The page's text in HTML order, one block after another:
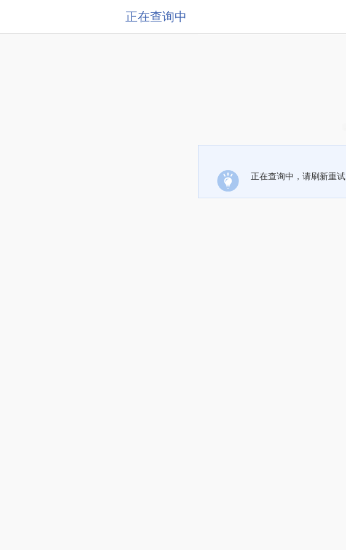
正在查询中
正在查询中，请刷新重试